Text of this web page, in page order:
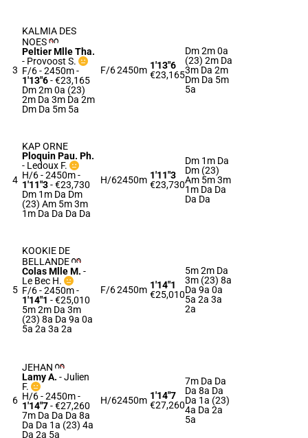
3
KALMIA DES
NOES
Peltier Mlle Tha.
- Provoost S.
F/6 - 2450m-
1'13"6- €23,165
Dm 2m 0a (23)
2m Da 3m Da 2m
Dm Da 5m 5a
F/62450m 1'13"6
€23,165
Dm 2m 0a
(23) 2m Da
3m Da 2m
Dm Da 5m
5a
4
KAP ORNE
Ploquin Pau. Ph.
- Ledoux F.
H/6 - 2450m-
1'11"3- €23,730
Dm 1m Da Dm
(23) Am 5m 3m
1m Da Da Da Da
H/62450m 1'11"3
€23,730
Dm 1m Da
Dm (23)
Am 5m 3m
1m Da Da
Da Da
5
KOOKIE DE
BELLANDE
Colas Mlle M. -
Le Bec H.
F/6 - 2450m-
1'14"1 - €25,010
5m 2m Da 3m
(23) 8a Da 9a 0a
5a 2a 3a 2a
F/62450m 1'14"1
€25,010
5m 2m Da
3m (23) 8a
Da 9a 0a
5a 2a 3a
2a
6
JEHAN
Lamy A. -Julien
F.
H/6 - 2450m-
1'14"7- €27,260
7m Da Da Da 8a
Da Da 1a (23) 4a
Da 2a 5a
H/62450m 1'14"7
€27,260
7m Da Da
Da 8a Da
Da 1a (23)
4a Da 2a
5a